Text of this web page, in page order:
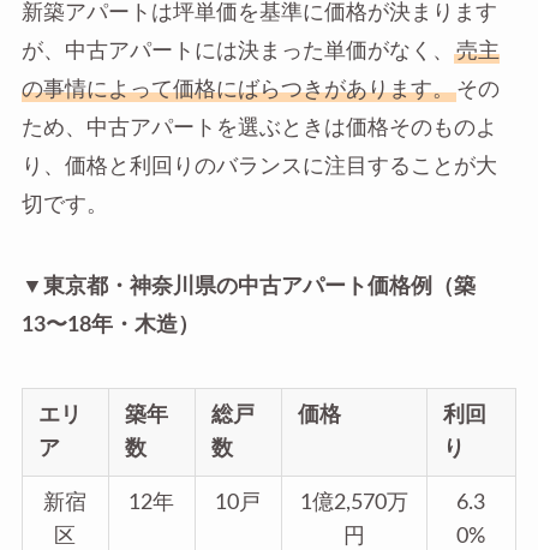
新築アパートは坪単価を基準に価格が決まります
が、中古アパートには決まった単価がなく、
売主
の事情によって価格にばらつきがあります。その
ため、中古アパートを選ぶときは価格そのものよ
り、価格と利回りのバランスに注目することが大
切です。
▼東京都・神奈川県の中古アパート価格例（築
13〜18年・木造）
エリ
ア
築年
数
総戸
数
価格
利回
り
新宿
区
12年 10戸
1億2,570万
円
6.3
0%